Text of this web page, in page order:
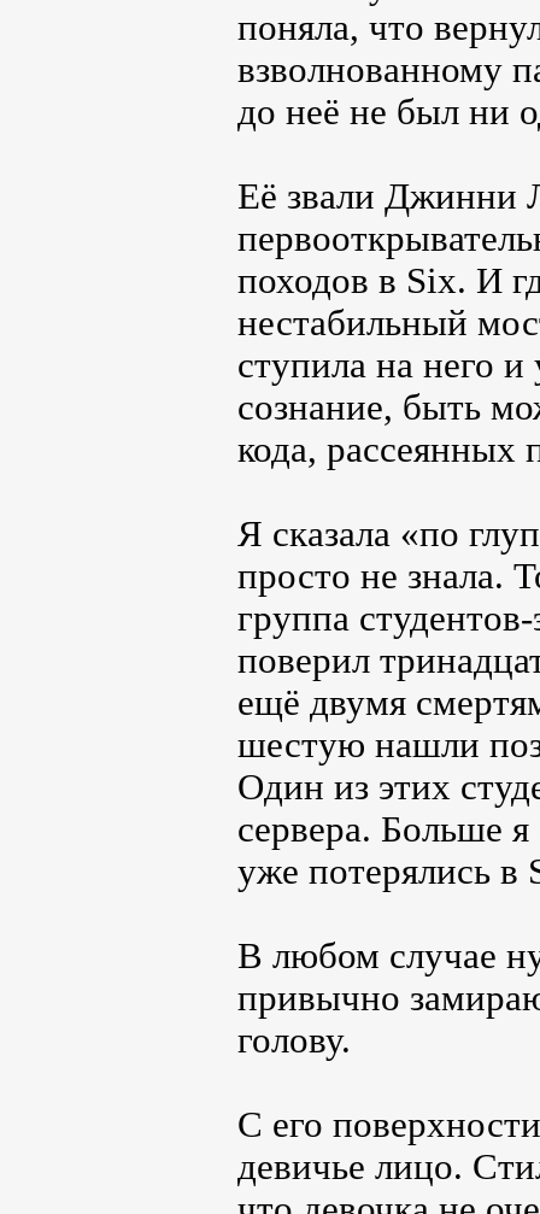
поняла, что
взволнованному
до неё не был ни
Её звали Джинни
походов в Six. И
нестабильный
ступила на него
сознание, быть
кода, рассеянных
Я сказала «по
просто не знала.
группа
поверил
ещё двумя
шестую нашли
Один из этих
сервера. Больше
уже потерялись
В любом случае
привычно
голову.
С его
девичье лицо.